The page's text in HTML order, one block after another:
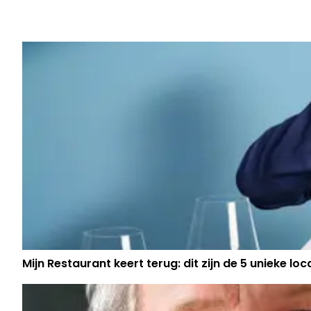
WATER EN ETEN
Mijn Restaurant keert terug: dit zijn de 5 unieke